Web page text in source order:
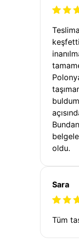
oldu.
Sara
Tüm